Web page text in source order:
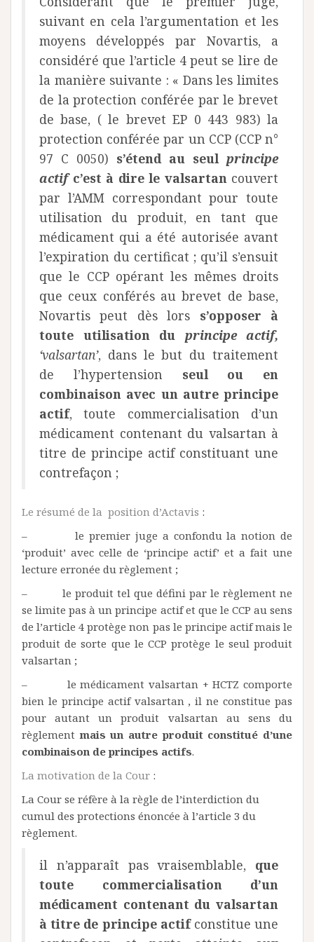
suivant en cela l’argumentation et les
moyens développés par Novartis, a
considéré que l’article 4 peut se lire de
la manière suivante : « Dans les limites
de la protection conférée par le brevet
de base, ( le brevet EP 0 443 983) la
protection conférée par un CCP (CCP n°
97 C 0050) s’étend au seul principe
actif c’est à dire le valsartancouvert
par l’AMM correspondant pour toute
utilisation du produit, en tant que
médicament qui a été autorisée avant
l’expiration du certificat ; qu’il s’ensuit
que le CCP opérant les mêmes droits
que ceux conférés au brevet de base,
Novartis peut dès lors s’opposer à
toute utilisation du principe actif,
‘valsartan’, dans le but du traitement
de l’hypertension seul ou en
combinaison avec un autre principe
actif, toute commercialisation d’un
médicament contenant du valsartan à
titre de principe actif constituant une
contrefaçon ;
Le résumé de la position d’Actavis :
– le premier juge a confondu la notion de
‘produit’ avec celle de ‘principe actif’ et a fait une
lecture erronée du règlement ;
– le produit tel que défini par le règlement ne
se limite pas à un principe actif et que le CCP au sens
de l’article 4 protège non pas le principe actif mais le
produit de sorte que le CCP protège le seul produit
valsartan ;
– le médicament valsartan + HCTZ comporte
bien le principe actif valsartan , il ne constitue pas
pour autant un produit valsartan au sens du
règlementmais un autre produit constitué d’une
combinaison de principes actifs.
La motivation de la Cour :
La Cour se réfère à la règle de l’interdiction du
cumul des protections énoncée à l’article 3 du
règlement.
il n’apparaît pas vraisemblable, que
toute commercialisation d’un
médicament contenant du valsartan
à titre de principe actif constitue une